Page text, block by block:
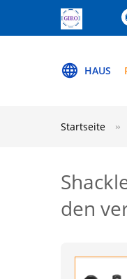
HAUS
Startseite
den